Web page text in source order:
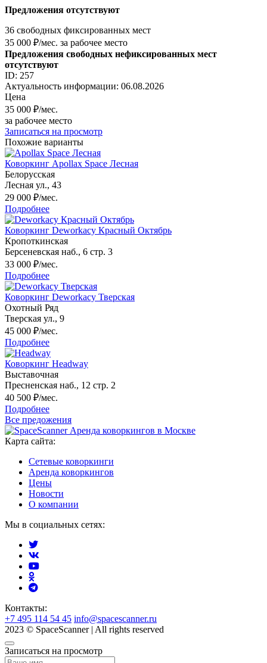
Предложения отсутствуют
36 свободных фиксированных мест
35 000 ₽/мес. за рабочее место
Предложения свободных нефиксированных мест
отсутствуют
ID: 257
Актуальность информации: 06.08.2026
Цена
35 000 ₽/мес.
за рабочее место
Записаться на просмотр
Похожие варианты
Коворкинг Apollax Space Лесная
Белорусская
Лесная ул., 43
29 000 ₽/мес.
Подробнее
Коворкинг Deworkacy Красный Октябрь
Кропоткинская
Берсеневская наб., 6 стр. 3
33 000 ₽/мес.
Подробнее
Коворкинг Deworkacy Тверская
Охотный Ряд
Тверская ул., 9
45 000 ₽/мес.
Подробнее
Коворкинг Headway
Выставочная
Пресненская наб., 12 стр. 2
40 500 ₽/мес.
Подробнее
Все предожения
Аренда коворкингов в Москве
Карта сайта:
Сетевые коворкинги
Аренда коворкингов
Цены
Новости
О компании
Мы в социальных сетях:
Контакты:
+7 495 114 54 45 info@spacescanner.ru
2023 © SpaceScanner | All rights reserved
Записаться на просмотр